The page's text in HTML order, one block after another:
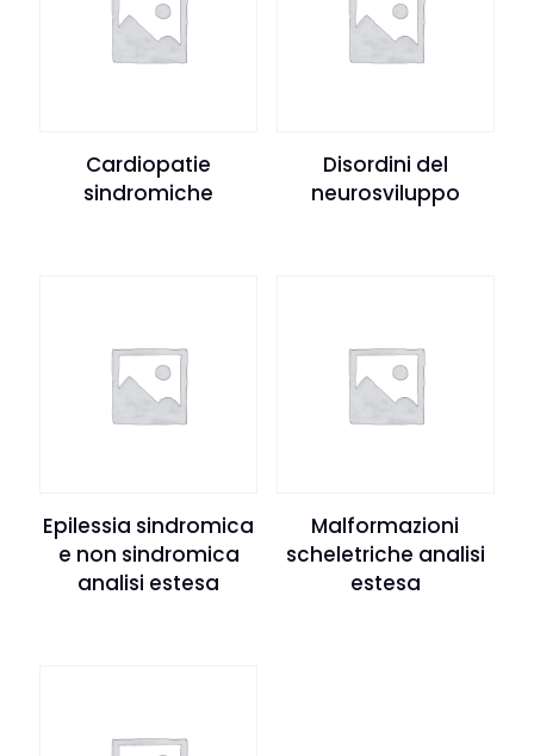
Cardiopatie
sindromiche
Disordini del
neurosviluppo
Epilessia sindromica
e non sindromica
analisi estesa
Malformazioni
scheletriche analisi
estesa